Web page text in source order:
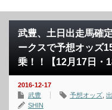
武豊、土日出走馬確
ークスで予想オッズ
乗！！【12月17日・
2016-12-17
武豊
予想オッズ
SHIN